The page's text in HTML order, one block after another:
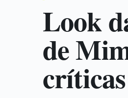
Look
de
críticas